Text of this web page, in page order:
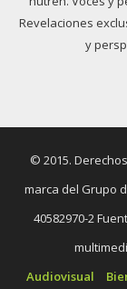
Revelaciones
y
© 2015.
marca del Grupo
40582970-2
Audiovisual